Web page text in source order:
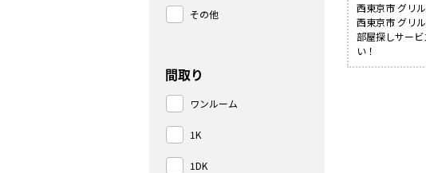
西東京市 グリ
西東京市 グリ
部屋探しサー
い！
その他
間取り
ワンルーム
1K
1DK